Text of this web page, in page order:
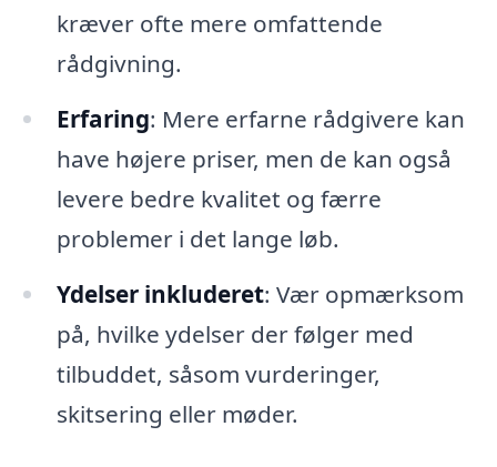
kræver ofte mere omfattende
rådgivning.
Erfaring: Mere erfarne rådgivere kan
have højere priser, men de kan også
levere bedre kvalitet og færre
problemer i det lange løb.
Ydelser inkluderet: Vær opmærksom
på, hvilke ydelser der følger med
tilbuddet, såsom vurderinger,
skitsering eller møder.